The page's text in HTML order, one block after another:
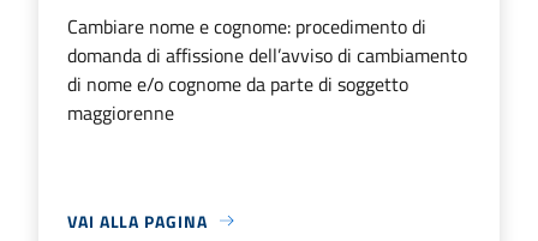
Cambiare nome e cognome: procedimento di
domanda di affissione dell’avviso di cambiamento
di nome e/o cognome da parte di soggetto
maggiorenne
VAI ALLA PAGINA